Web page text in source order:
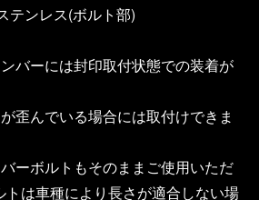
テンレス(ボルト部)
バーには封印取付状態での装着が
歪んでいる場合には取付けできま
ーボルトもそのままご使用いただ
トは車種により長さが適合しない場